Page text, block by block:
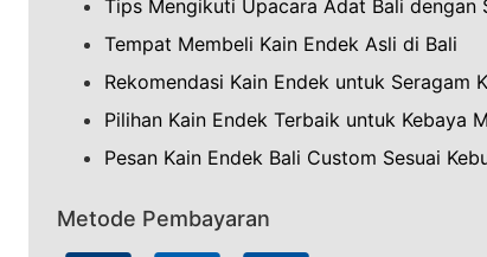
Tips Mengikuti Upacara Adat Bali dengan
Tempat Membeli Kain Endek Asli di Bali
Rekomendasi Kain Endek untuk Seragam
Pilihan Kain Endek Terbaik untuk Kebaya
Pesan Kain Endek Bali Custom Sesuai
Metode Pembayaran